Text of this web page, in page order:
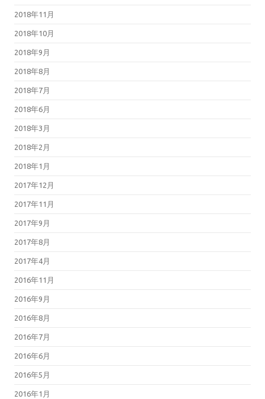
2018年11月
2018年10月
2018年9月
2018年8月
2018年7月
2018年6月
2018年3月
2018年2月
2018年1月
2017年12月
2017年11月
2017年9月
2017年8月
2017年4月
2016年11月
2016年9月
2016年8月
2016年7月
2016年6月
2016年5月
2016年1月